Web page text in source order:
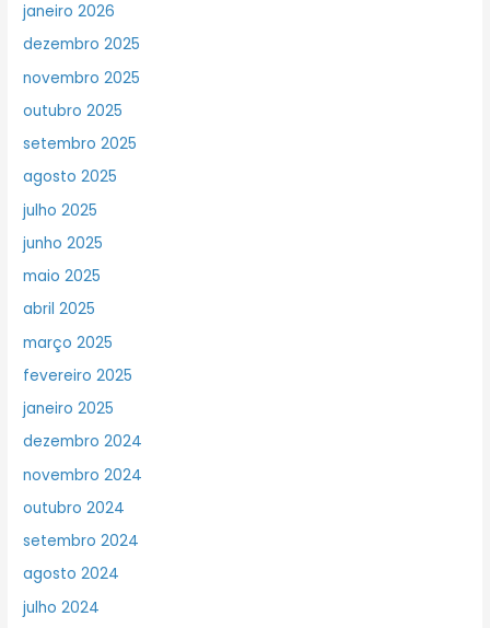
janeiro 2026
dezembro 2025
novembro 2025
outubro 2025
setembro 2025
agosto 2025
julho 2025
junho 2025
maio 2025
abril 2025
março 2025
fevereiro 2025
janeiro 2025
dezembro 2024
novembro 2024
outubro 2024
setembro 2024
agosto 2024
julho 2024